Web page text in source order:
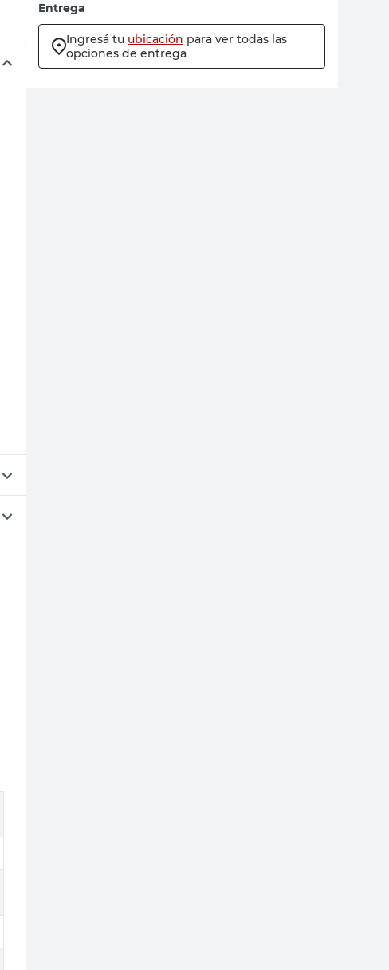
Entrega
Ingresá tu ubicación para ver todas las
opciones de entrega